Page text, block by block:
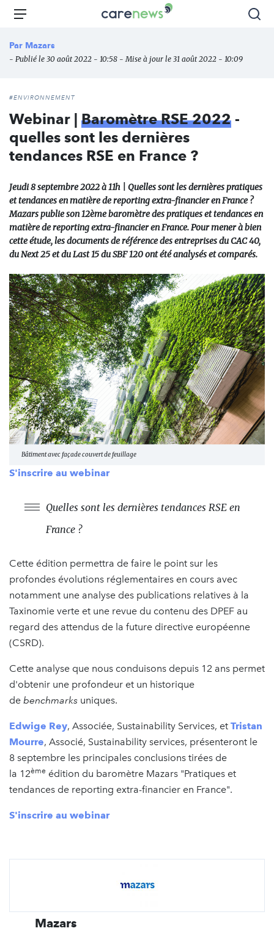
Aller
principal
Carenews,
des
Menu
Par Mazars
- Publié le 30 août 2022 - 10:58 - Mise à jour le 31 août 2022 - 10:09
#ENVIRONNEMENT
Webinar | Baromètre RSE 2022 -
quelles sont les dernières
tendances RSE en France ?
Jeudi 8 septembre 2022 à 11h | Quelles sont les dernières pratiques
et tendances en matière de reporting extra-financier en France ?
Mazars publie son 12ème baromètre des pratiques et tendances en
matière de reporting extra-financier en France. Pour mener à bien
cette étude, les documents de référence des entreprises du CAC 40,
du Next 25 et du Last 15 du SBF 120 ont été analysés et comparés.
Bâtiment avec façade couvert de feuillage
S'inscrire au webinar
Quelles sont les dernières tendances RSE en
France ?
Cette édition permettra de faire le point sur les
profondes évolutions réglementaires en cours avec
notamment une analyse des publications relatives à la
Taxinomie verte et une revue du contenu des DPEF au
regard des attendus de la future directive européenne
(CSRD).
Cette analyse que nous conduisons depuis 12 ans permet
d'obtenir une profondeur et un historique
de benchmarks uniques.
Edwige Rey, Associée, Sustainability Services, et Tristan
Mourre, Associé, Sustainability services, présenteront le
8 septembre les principales conclusions tirées de
la 12ème édition du baromètre Mazars "Pratiques et
tendances de reporting extra-financier en France".
S'inscrire au webinar
Mazars